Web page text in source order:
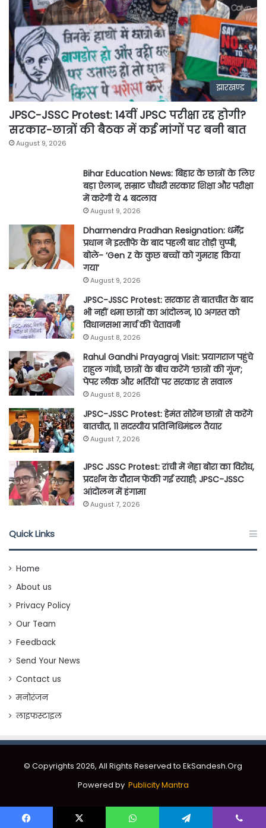
झारखण्ड
JPSC-JSSC Protest: 14वीं JPSC परीक्षा रद्द होगी?
सरकार-छात्रों की बैठक में कई मांगों पर बनी बात
August 9, 2026
Bihar Education News: बिहार के छात्रों के लिए
बड़ा ऐलान, सम्राट चौधरी सरकार शिक्षा और परीक्षा
में करेगी ये 4 बदलाव
August 9, 2026
Dharmendra Pradhan Resignation: धर्मेंद्र
प्रधान ने इस्तीफे के बाद पहली बार तोड़ी चुप्पी,
बोले- ‘Gen Z के कुछ बच्चों को गुमराह किया
गया’
August 9, 2026
JPSC-JSSC Protest: सरकार से बातचीत के बाद
भी नहीं थमा छात्रों का आंदोलन, 10 अगस्त को
विधानसभा मार्च की चेतावनी
August 8, 2026
Rahul Gandhi Prayagraj Visit: प्रयागराज पहुंचे
राहुल गांधी, छात्रों के बीच करेंगे ‘छात्रों की गूंज’;
पेपर लीक और भर्तियों पर सरकार से सवाल
August 8, 2026
JPSC-JSSC Protest: हेमंत सोरेन छात्रों से करेंगे
बातचीत, 11 सदस्यीय प्रतिनिधिमंडल तैयार
August 7, 2026
JPSC JSSC Protest: रांची में नेहा बोरा का विरोध,
प्रदर्शन के दौरान फेंकी गई स्याही; JPSC-JSSC
आंदोलन में हंगामा
August 7, 2026
Quick Links
Home
About us
Privacy Policy
Our Team
Feedback
Send Your News
Contact us
मनोरंजन
लाइफस्टाइल
© Copyrights 2026, All Rights Reserved to EkSandesh.Org
Powered by Publicity Mantra